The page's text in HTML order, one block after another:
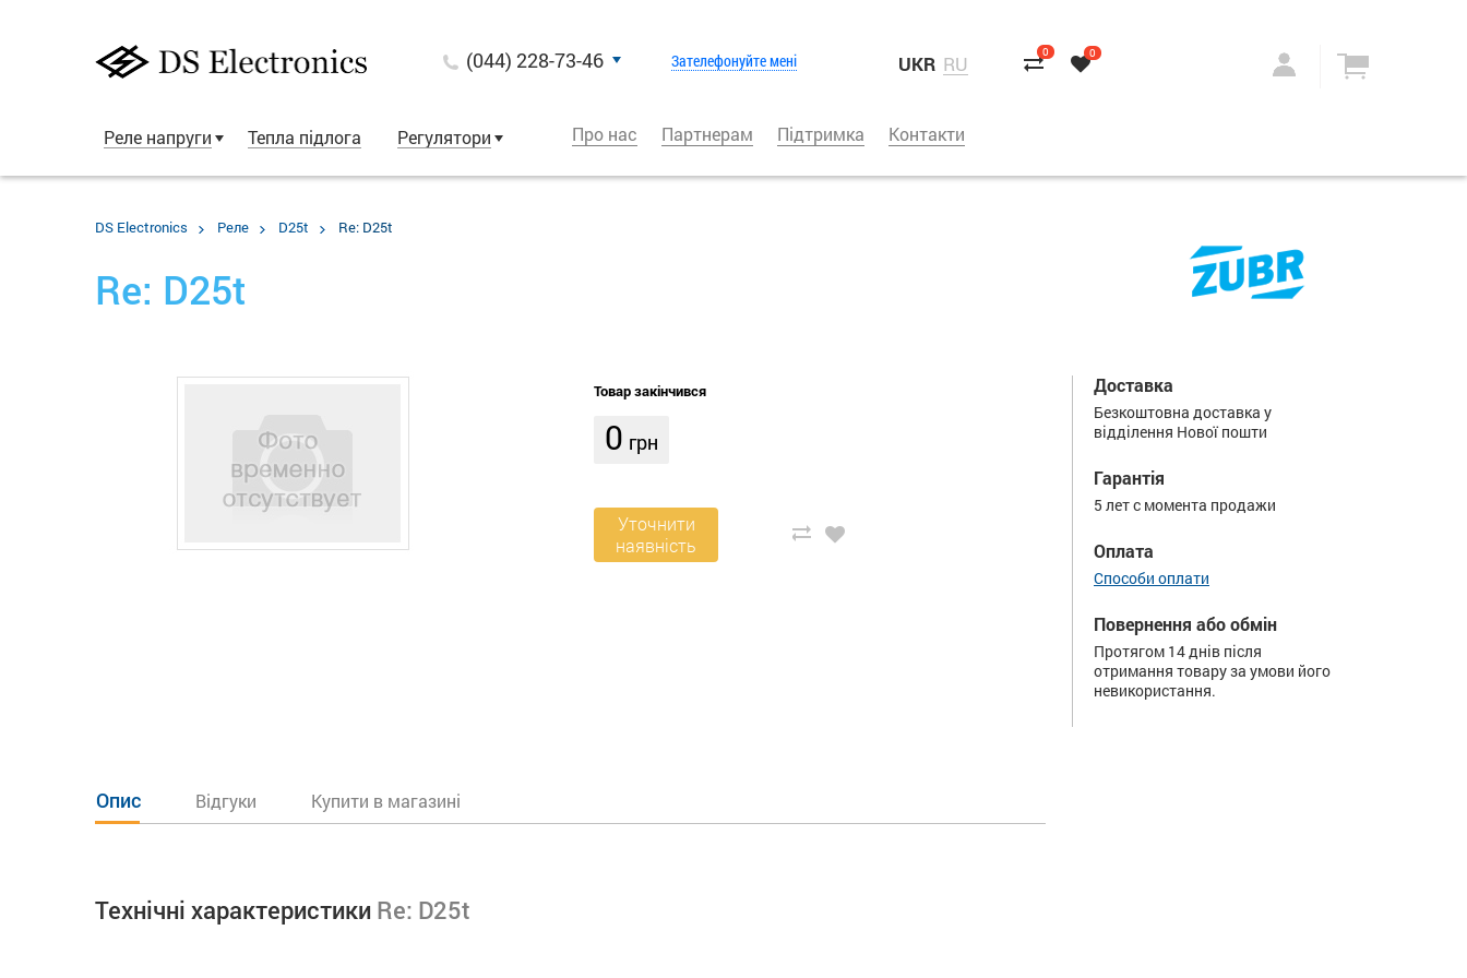
(044) 228-73-46 Зателефонуйте мені UKR RU 0 0
Реле напруги Тепла підлога Регулятори Про нас Партнерам Підтримка Контакти
DS Electronics Реле D25t Re: D25t
Re: D25t
Товар закінчився
0 грн
Уточнити
наявність
Доставка
Безкоштовна доставка у
відділення Нової пошти
Гарантія
5 лет с момента продажи
Оплата
Способи оплати
Повернення або обмін
Протягом 14 днів після
отримання товару за умови його
невикористання.
Опис Відгуки Купити в магазині
Технічні характеристики Re: D25t